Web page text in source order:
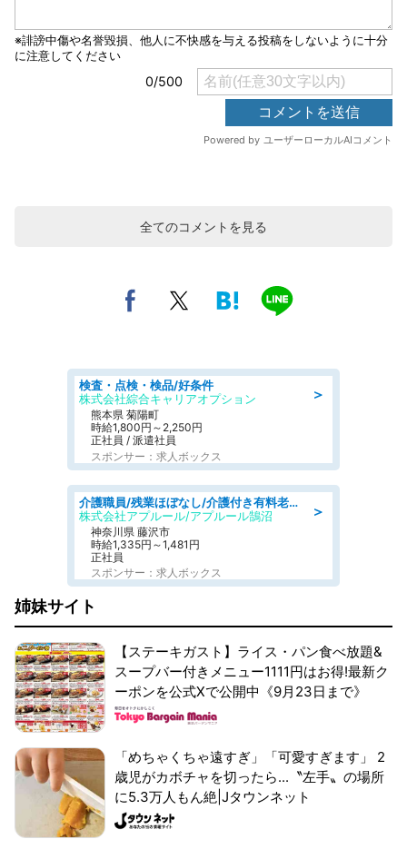
全てのコメントを見る
＞
検査・点検・検品/好条件
株式会社綜合キャリアオプション
熊本県 菊陽町
時給1,800円～2,250円
正社員 / 派遣社員
スポンサー：求人ボックス
＞
介護職員/残業ほぼなし/介護付き有料老人ホームの介護士/夜勤専従
株式会社アプルール/アプルール鵠沼
神奈川県 藤沢市
時給1,335円～1,481円
正社員
スポンサー：求人ボックス
姉妹サイト
【ステーキガスト】ライス・パン食べ放題&
スープバー付きメニュー1111円はお得!最新ク
ーポンを公式Xで公開中《9月23日まで》
「めちゃくちゃ遠すぎ」「可愛すぎます」 2
歳児がカボチャを切ったら...〝左手〟の場所
に5.3万人もん絶|Jタウンネット